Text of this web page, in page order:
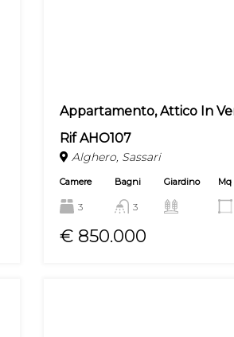
Appartamento, Attico In
Rif AHO107
Alghero, Sassari
Camere
3
Bagni
3
Giardino Mq
€ 850.000